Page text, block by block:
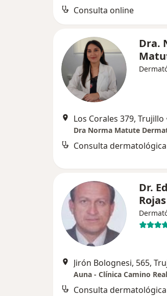
Consulta online
Dra.
Los Corales 379, Trujillo
Dra Norma Matute
Consulta dermatológica
Dr.
Jirón Bolognesi, 565,
Auna - Clínica Camino Real
Consulta dermatológica